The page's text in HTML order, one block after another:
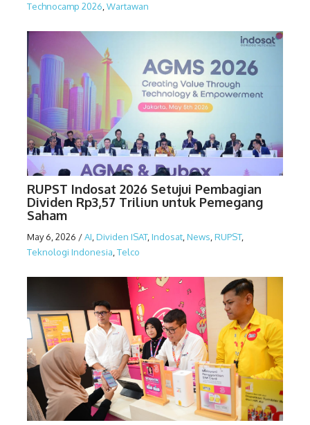
Technocamp 2026 Wartawan
RUPST Indosat 2026 Setujui Pembagian
Dividen Rp3,57 Triliun untuk Pemegang
Saham
May 6, 2026 /AI Dividen ISAT, Indosat News RUPST,
Teknologi Indonesia Telco